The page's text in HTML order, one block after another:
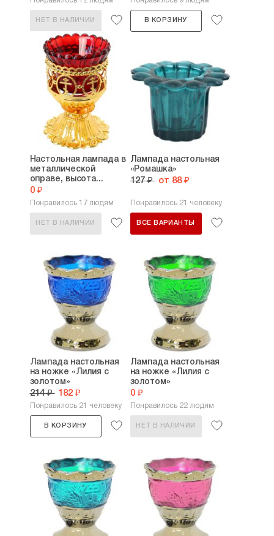
НЕТ В НАЛИЧИИ В КОРЗИНУ
Настольная лампада в
металлической
оправе, высота...
0 ₽
Понравилось 17 людям
НЕТ В НАЛИЧИИ
Лампада настольная
«Ромашка»
127 ₽ от 88 ₽
Понравилось 21 человеку
ВСЕ ВАРИАНТЫ
Лампада настольная
на ножке «Лилия с
золотом»
214 ₽ 182 ₽
Понравилось 21 человеку
В КОРЗИНУ
Лампада настольная
на ножке «Лилия с
золотом»
0 ₽
Понравилось 22 людям
НЕТ В НАЛИЧИИ